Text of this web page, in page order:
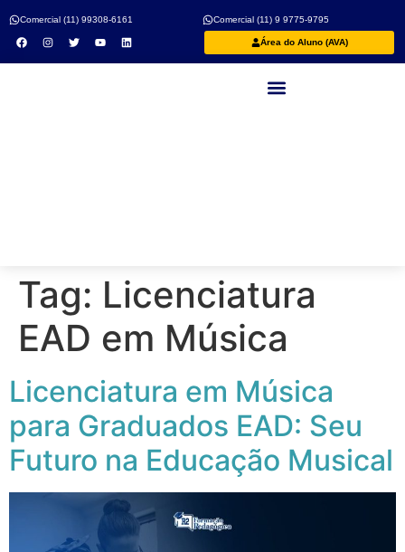
Comercial (11) 99308-6161 Comercial (11) 9 9775-9795
Área do Aluno (AVA)
Tag: Licenciatura
EAD em Música
Licenciatura em Música
para Graduados EAD: Seu
Futuro na Educação Musical